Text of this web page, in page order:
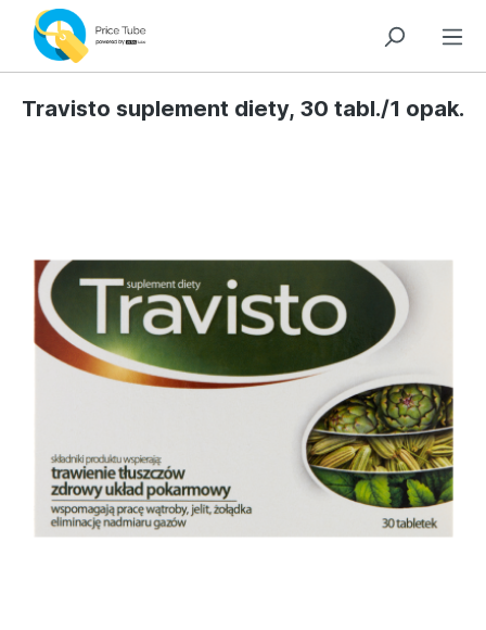
Travisto suplement diety, 30 tabl./1 opak.